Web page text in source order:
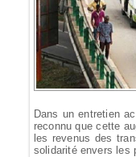
Dans un entretien
reconnu que cette
les revenus des
solidarité envers les